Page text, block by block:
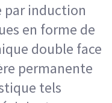
par induction
en forme de
double face
permanente
tels